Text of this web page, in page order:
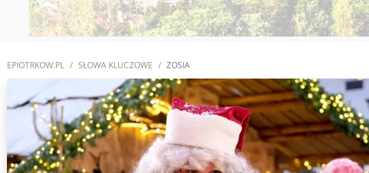
EPIOTRKOW.PL SŁOWA KLUCZOWE ZOSIA